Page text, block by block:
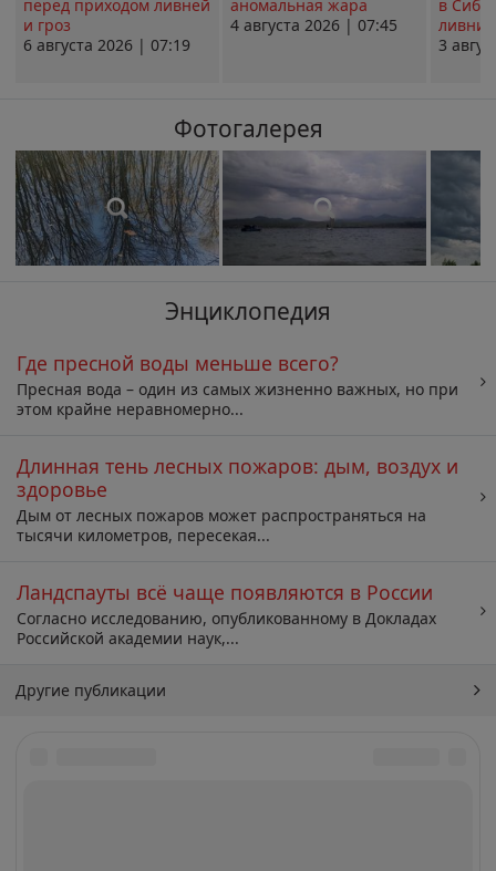
перед приходом ливней
и гроз
6 августа 2026 | 07:19
аномальная жара
4 августа 2026 | 07:45
в
ливни
3
Фотогалерея
Энциклопедия
Где пресной воды меньше всего?
Пресная вода – один из самых жизненно важных, но при
этом крайне неравномерно...
Длинная тень лесных пожаров: дым, воздух и
здоровье
Дым от лесных пожаров может распространяться на
тысячи километров, пересекая...
Ландспауты всё чаще появляются в России
Согласно исследованию, опубликованному в Докладах
Российской академии наук,...
Другие публикации